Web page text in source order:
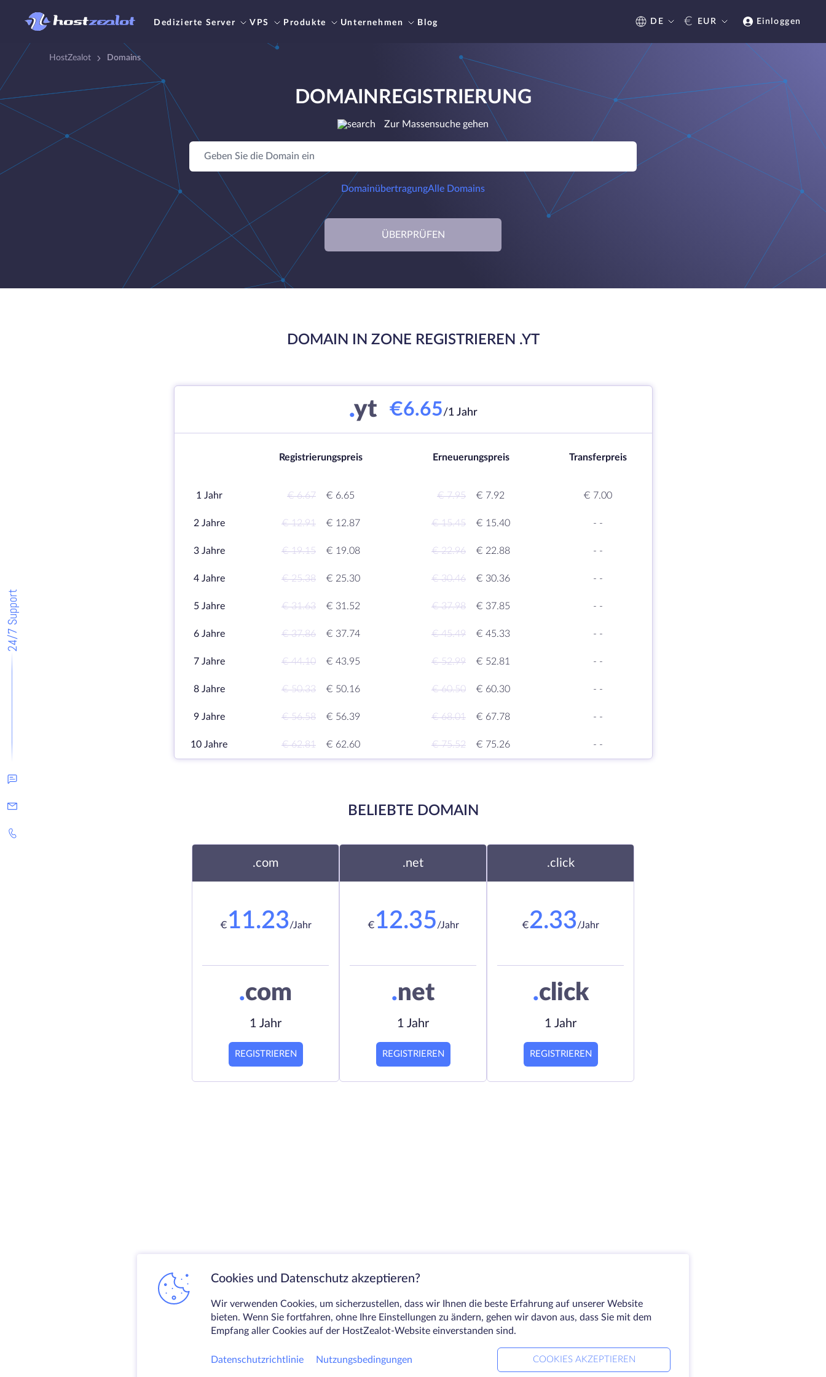
Dedizierte Server VPS Produkte Unternehmen Blog DE € EUR Einloggen
24/7 Support
HostZealot Domains
DOMAINREGISTRIERUNG
Zur Massensuche gehen
DomainübertragungAlle Domains
ÜBERPRÜFEN
DOMAIN IN ZONE REGISTRIEREN .YT
.yt €6.65/1 Jahr
Registrierungspreis Erneuerungspreis Transferpreis
1 Jahr € 6.67 € 6.65 € 7.95 € 7.92 € 7.00
2 Jahre € 12.91 € 12.87 € 15.45 € 15.40 - -
3 Jahre € 19.15 € 19.08 € 22.96 € 22.88 - -
4 Jahre € 25.38 € 25.30 € 30.46 € 30.36 - -
5 Jahre € 31.63 € 31.52 € 37.98 € 37.85 - -
6 Jahre € 37.86 € 37.74 € 45.49 € 45.33 - -
7 Jahre € 44.10 € 43.95 € 52.99 € 52.81 - -
8 Jahre € 50.33 € 50.16 € 60.50 € 60.30 - -
9 Jahre € 56.58 € 56.39 € 68.01 € 67.78 - -
10 Jahre € 62.81 € 62.60 € 75.52 € 75.26 - -
BELIEBTE DOMAIN
.com
€ 11.23/Jahr
.com
1 Jahr
REGISTRIEREN
.net
€ 12.35/Jahr
.net
1 Jahr
REGISTRIEREN
.click
€2.33/Jahr
.click
1 Jahr
REGISTRIEREN
Cookies und Datenschutz akzeptieren?
Wir verwenden Cookies, um sicherzustellen, dass wir Ihnen die beste Erfahrung auf unserer Website
bieten. Wenn Sie fortfahren, ohne Ihre Einstellungen zu ändern, gehen wir davon aus, dass Sie mit dem
Empfang aller Cookies auf der HostZealot-Website einverstanden sind.
Datenschutzrichtlinie Nutzungsbedingungen COOKIES AKZEPTIEREN